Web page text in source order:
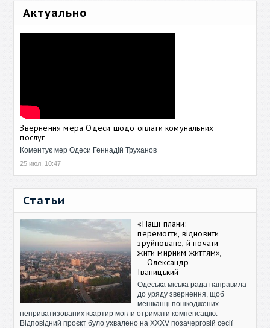
Актуально
Звернення мера Одеси щодо оплати комунальних
послуг
Коментує мер Одеси Геннадій Труханов
25 июл, 10:47
Статьи
«Наші плани:
перемогти, відновити
зруйноване, й почати
жити мирним життям»,
— Олександр
Іваницький
Одеська міська рада направила
до уряду звернення, щоб
мешканці пошкоджених
неприватизованих квартир могли отримати компенсацію.
Відповідний проєкт було ухвалено на XXXV позачерговій сесії